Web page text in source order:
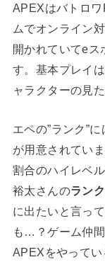
APEXはバトロ
ムでオンライン
開かれていてeス
す。基本プレイ
ャラクターの見
エペの”ランク”
が用意されてい
割合のハイレベ
裕太さんのラン
に出たいと言っ
も…？ゲーム仲
APEXをやって